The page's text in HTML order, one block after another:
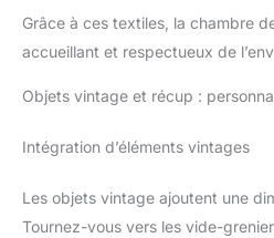
Grâce à ces textiles, la chambre
accueillant et respectueux de
Objets vintage et récup :
Intégration d’éléments vintages
Les objets vintage ajoutent une
Tournez-vous vers les vide-